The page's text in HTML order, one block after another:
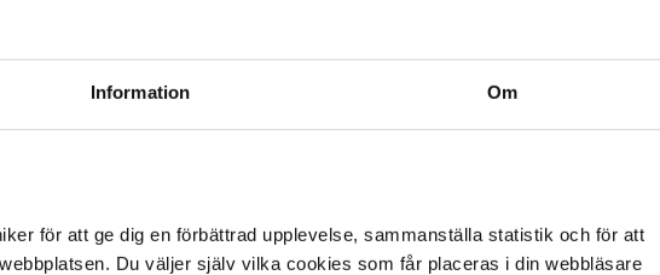
Information Om
för att ge dig en förbättrad upplevelse, sammanställa statistik och för att
Du väljer själv vilka cookies som får placeras i din webbläsare